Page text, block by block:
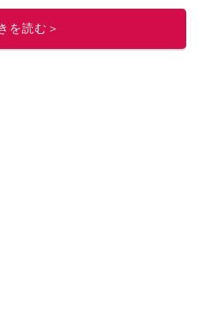
のイチオシストの他の記事を読む
を読む＞